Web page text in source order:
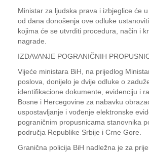
Ministar za ljudska prava i izbjeglice će
od dana donošenja ove odluke
kojima će se utvrditi procedura, način i
nagrade.
IZDAVANJE POGRANIČNIH
Vijeće ministara BiH, na prijedlog
poslova, donijelo je dvije odluke o
identifikacione dokumente, evidenciju i
Bosne i Hercegovine za nabavku
uspostavljanje i vođenje elektronske
pograničnim propusnicama stanovnika
područja Republike Srbije i Crne Gore.
Granična policija BiH nadležna je za